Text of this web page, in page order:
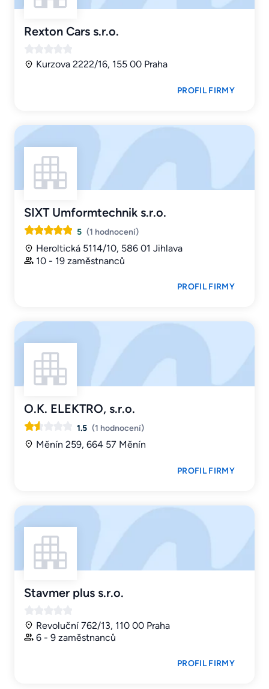
Rexton Cars s.r.o.
Kurzova 2222/16, 155 00 Praha
PROFIL FIRMY
SIXT Umformtechnik s.r.o.
5 (1 hodnocení)
Heroltická 5114/10, 586 01 Jihlava
10 - 19 zaměstnanců
PROFIL FIRMY
O.K. ELEKTRO, s.r.o.
1.5 (1 hodnocení)
Měnín 259, 664 57 Měnín
PROFIL FIRMY
Stavmer plus s.r.o.
Revoluční 762/13, 110 00 Praha
6 - 9 zaměstnanců
PROFIL FIRMY